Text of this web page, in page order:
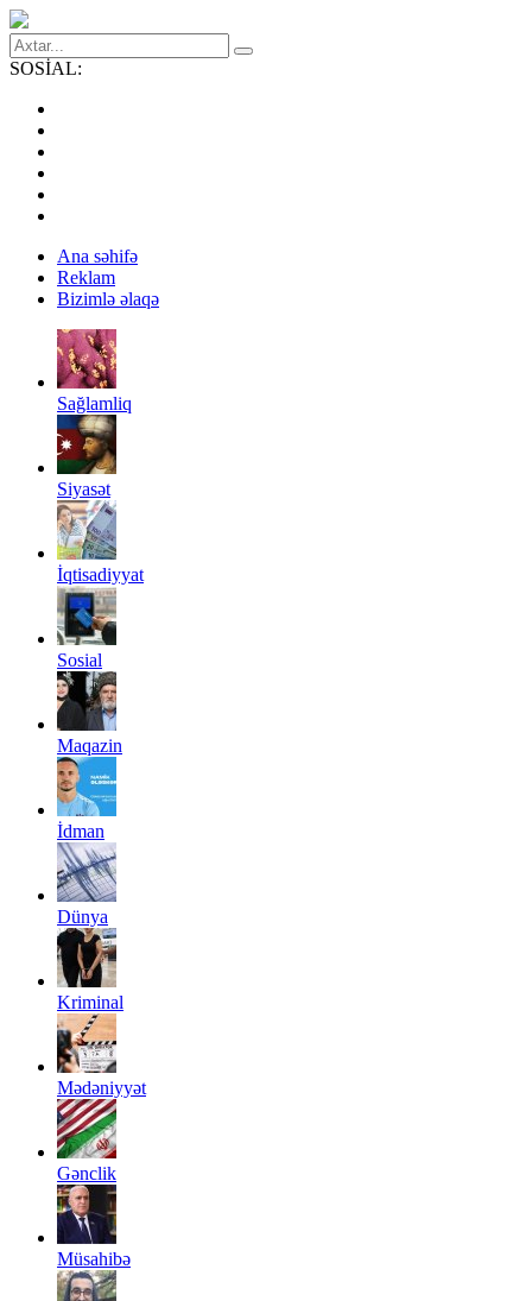
SOSİAL:
Ana səhifə
Reklam
Bizimlə əlaqə
Sağlamliq
Siyasət
İqtisadiyyat
Sosial
Maqazin
İdman
Dünya
Kriminal
Mədəniyyət
Gənclik
Müsahibə